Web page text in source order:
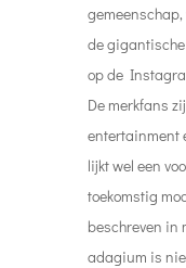
de
op de
De merkfans
entertainment
lijkt wel een
toekomstig
beschreven in
adagium is